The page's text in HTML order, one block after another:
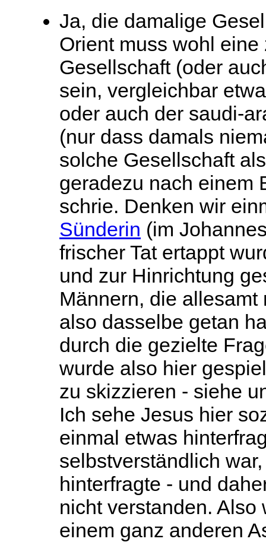
Ja, die damalige
Orient muss wohl
Gesellschaft (oder
sein, vergleichbar
oder auch der saudi-
(nur dass damals
solche Gesellschaft
geradezu nach einem
schrie. Denken wir
Sünderin (im
frischer Tat ertappt
und zur Hinrichtung
Männern, die
also dasselbe getan
durch die gezielte
wurde also hier
zu skizzieren - siehe
Ich sehe Jesus hier
einmal etwas
selbstverständlich
hinterfragte - und
nicht verstanden.
einem ganz anderen